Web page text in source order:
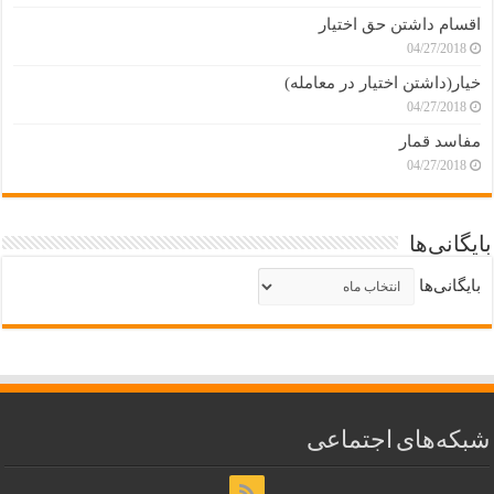
اقسام داشتن حق اختیار
04/27/2018
خیار(داشتن اختیار در معامله)
04/27/2018
مفاسد قمار
04/27/2018
بایگانی‌ها
بایگانی‌ها
شبکه‌های اجتماعی